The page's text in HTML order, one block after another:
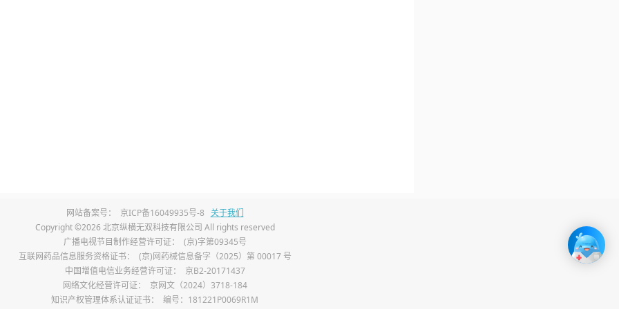
由于心肺功能受影响，先心病患儿抵抗力较低，易反
感染。频繁患上感冒、肺炎等疾病，且每次感染后的
，严重影响孩子的健康和正常生活。
先心病患儿常面临喂养困难问题。吃奶时容易疲倦，
网站备案号： 京ICP备16049935号-8 关于我们
Copyright ©2026 北京纵横无双科技有限公司 All rights reserved
广播电视节目制作经营许可证：
(京)字第09345号
互联网药品信息服务资格证书：
(京)网药械信息备字（2025）第 00017 号
中国增值电信业务经营许可证：
京B2-20171437
网络文化经营许可证：
京网文（2024）3718-184
知识产权管理体系认证证书：
编号：181221P0069R1M